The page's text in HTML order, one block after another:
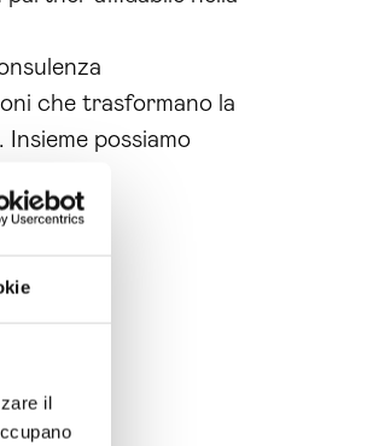
il
che trasformano la
possiamo